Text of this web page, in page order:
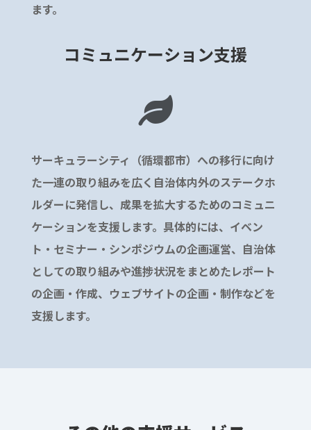
ます。
コミュニケーション支援

サーキュラーシティ（循環都市）への移行に向け
た一連の取り組みを広く自治体内外のステークホ
ルダーに発信し、成果を拡大するためのコミュニ
ケーションを支援します。具体的には、イベン
ト・セミナー・シンポジウムの企画運営、自治体
としての取り組みや進捗状況をまとめたレポート
の企画・作成、ウェブサイトの企画・制作などを
支援します。